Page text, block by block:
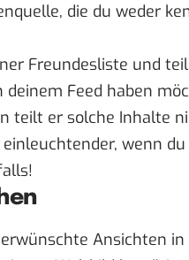
die du weder
Freundesliste und
Feed haben
teilt er solche Inhalte
wenn
Ansichten